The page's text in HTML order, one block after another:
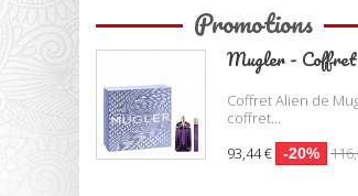
Promotions
Mugler -
Coffret Alien de
coffret...
93,44 €
-20%